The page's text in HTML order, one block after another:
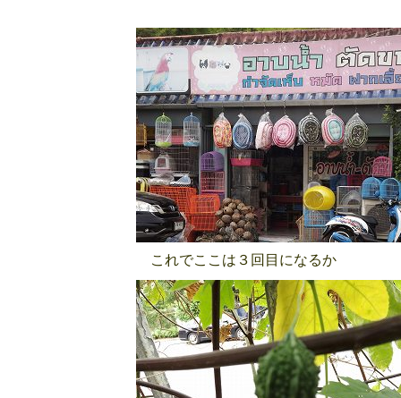
これでここは３回目になるか